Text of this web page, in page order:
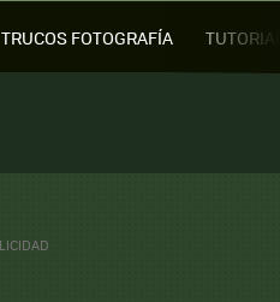
TRUCOS FOTOGRAFÍA